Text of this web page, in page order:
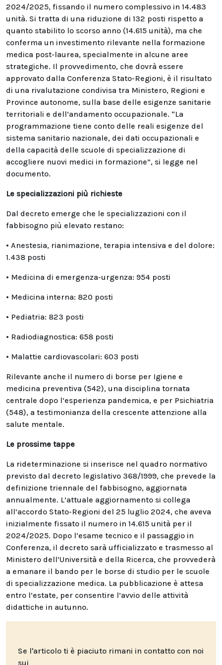
2024/2025, fissando il numero complessivo in 14.483
unità. Si tratta di una riduzione di 132 posti rispetto a
quanto stabilito lo scorso anno (14.615 unità), ma che
conferma un investimento rilevante nella formazione
medica post-laurea, specialmente in alcune aree
strategiche. Il provvedimento, che dovrà essere
approvato dalla Conferenza Stato-Regioni, è il risultato
di una rivalutazione condivisa tra Ministero, Regioni e
Province autonome, sulla base delle esigenze sanitarie
territoriali e dell’andamento occupazionale. “La
programmazione tiene conto delle reali esigenze del
sistema sanitario nazionale, dei dati occupazionali e
della capacità delle scuole di specializzazione di
accogliere nuovi medici in formazione”, si legge nel
documento.
Le specializzazioni più richieste
Dal decreto emerge che le specializzazioni con il
fabbisogno più elevato restano:
• Anestesia, rianimazione, terapia intensiva e del dolore:
1.438 posti
• Medicina di emergenza-urgenza: 954 posti
• Medicina interna: 820 posti
• Pediatria: 823 posti
• Radiodiagnostica: 658 posti
• Malattie cardiovascolari: 603 posti
Rilevante anche il numero di borse per Igiene e
medicina preventiva (542), una disciplina tornata
centrale dopo l’esperienza pandemica, e per Psichiatria
(548), a testimonianza della crescente attenzione alla
salute mentale.
Le prossime tappe
La rideterminazione si inserisce nel quadro normativo
previsto dal decreto legislativo 368/1999, che prevede la
definizione triennale del fabbisogno, aggiornata
annualmente. L’attuale aggiornamento si collega
all’accordo Stato-Regioni del 25 luglio 2024, che aveva
inizialmente fissato il numero in 14.615 unità per il
2024/2025. Dopo l’esame tecnico e il passaggio in
Conferenza, il decreto sarà ufficializzato e trasmesso al
Ministero dell’Università e della Ricerca, che provvederà
a emanare il bando per le borse di studio per le scuole
di specializzazione medica. La pubblicazione è attesa
entro l’estate, per consentire l’avvio delle attività
didattiche in autunno.
Se l'articolo ti è piaciuto rimani in contatto con noi
sui